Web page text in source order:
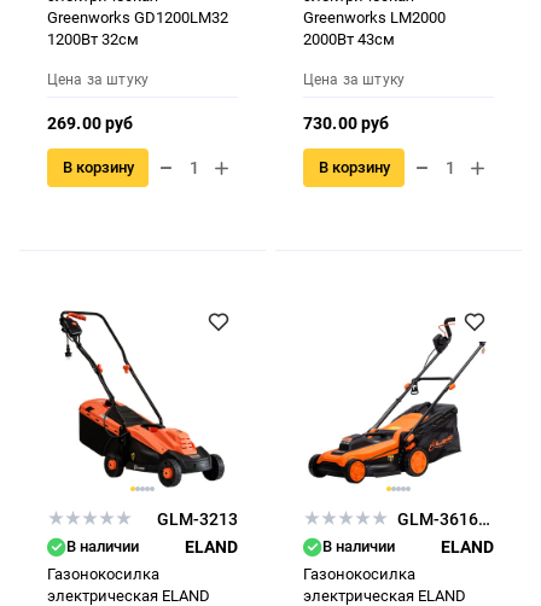
Greenworks GD1200LM32
1200Вт 32см
Цена за штуку
269.00 руб
В корзину
Greenworks LM2000
2000Вт 43см
Цена за штуку
730.00 руб
В корзину
GLM-3213
В наличии ELAND
Газонокосилка
электрическая ELAND
GLM-3616LUX
В наличии ELAND
Газонокосилка
электрическая ELAND